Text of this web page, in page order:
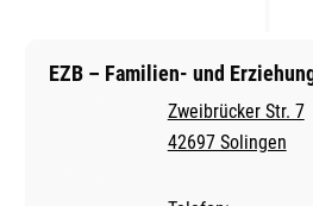
EZB – Familien- und
Zweibrücker Str. 7
42697 Solingen